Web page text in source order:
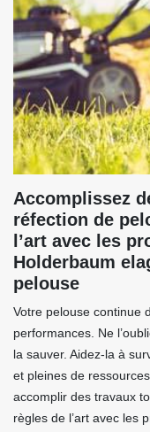
Accomplissez
réfection de
l’art avec les
Holderbaum
pelouse
Votre pelouse continue
performances. Ne
la sauver. Aidez-la à
et pleines de
accomplir des travaux
règles de l’art avec les